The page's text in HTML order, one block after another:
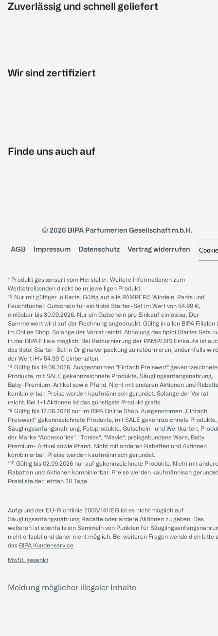
Zuverlässig und schnell geliefert
Wir sind zertifiziert
Finde uns auch auf
© 2026 BIPA Parfumerien Gesellschaft m.b.H.
AGB Impressum Datenschutz Vertrag widerrufen
* Produkt gesponsert vom Hersteller. Weitere Informationen zum
Werbetreibenden direkt beim jeweiligen Produkt.
*³ Nur mit gültiger jö Karte. Gültig auf alle PAMPERS Windeln, Pants und
Feuchttücher. Gutschein für ein tiptoi Starter-Set im Wert von 54.99 €,
einlösbar bis 30.09.2026. Nur ein Gutschein pro Einkauf einlösbar. Der
Sammelwert wird auf der Rechnung angedruckt. Gültig in allen BIPA Filialen
im Online Shop. Solange der Vorrat reicht. Abholung des tiptoi Starter Sets
in der BIPA Filiale möglich. Bei Retournierung der PAMPERS Einkäufe ist
das tiptoi Starter-Set in Originalverpackung zu retournieren, andernfalls wird
der Wert iHv 54.99 € einbehalten.
*⁴ Gültig bis 19.08.2026. Ausgenommen "Einfach Preiswert" gekennzeichnete
Produkte, mit SALE gekennzeichnete Produkte, Säuglingsanfangsnahrung,
Baby-Premium-Artikel sowie Pfand. Nicht mit anderen Aktionen und
kombinierbar. Preise werden kaufmännisch gerundet. Solange der Vorrat
reicht. Bei 1+1 Aktionen ist das günstigste Produkt gratis.
*⁸ Gültig bis 12.08.2026 nur im BIPA Online Shop. Ausgenommen „Einfach
Preiswert“ gekennzeichnete Produkte, mit SALE gekennzeichnete Produkte,
Säuglingsanfangsnahrung, Fotoprodukte, Gutschein- und Wertkarten,
der Marke “Accessories“, “Tonies“, “Mavie“, preisgebundene Ware, Baby
Premium- Artikel sowie Pfand. Nicht mit anderen Rabatten und Aktionen
kombinierbar. Preise werden kaufmännisch gerundet.
*¹⁰ Gültig bis 02.09.2026 nur auf gekennzeichnete Produkte. Nicht mit
Rabatten und Aktionen kombinierbar. Preise werden kaufmännisch
Preisliste der letzten 30 Tage
Aufgrund der EU-Richtlinie 2006/141/EG ist es nicht möglich auf
Säuglingsanfangsnahrung Rabatte oder andere Aktionen zu geben. Des
weiteren ist ebenfalls ein Sammeln von Punkten für
nicht erlaubt und daher nicht möglich. Bei weiteren Fragen wende dich bitte
das BIPA Kundenservice.
MwSt. gesenkt
Meldung möglicher illegaler Inhalte